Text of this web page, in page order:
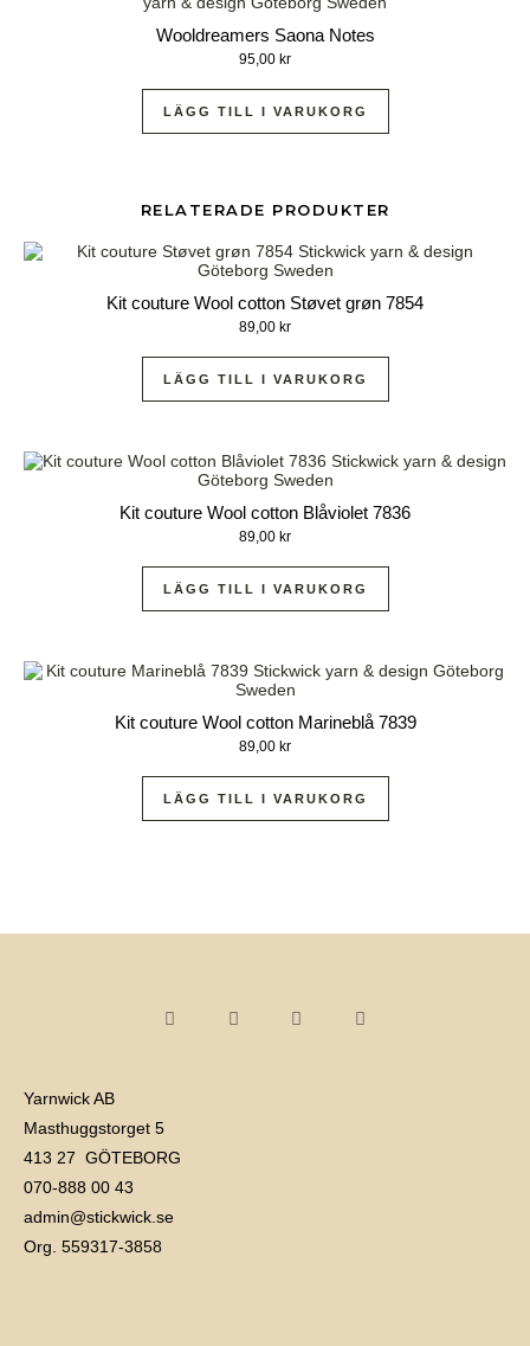
Wooldreamers Saona Notes
95,00 kr
LÄGG TILL I VARUKORG
RELATERADE PRODUKTER
Kit couture Wool cotton Støvet grøn 7854
89,00 kr
LÄGG TILL I VARUKORG
Kit couture Wool cotton Blåviolet 7836
89,00 kr
LÄGG TILL I VARUKORG
Kit couture Wool cotton Marineblå 7839
89,00 kr
LÄGG TILL I VARUKORG
Yarnwick AB
Masthuggstorget 5
413 27 GÖTEBORG
070-888 00 43
admin@stickwick.se
Org. 559317-3858